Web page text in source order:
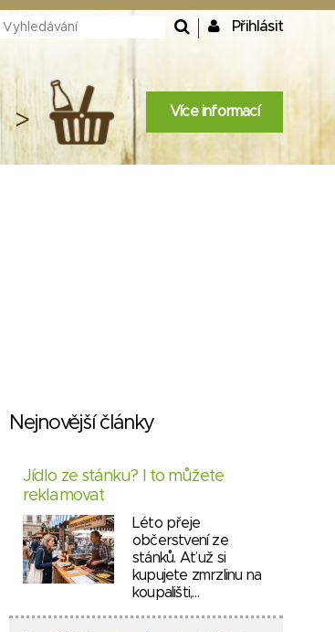
Přihlásit
> Více informací
Nejnovější články
Jídlo ze stánku? I to můžete
reklamovat
Léto přeje
občerstvení ze
stánků. Ať už si
kupujete zmrzlinu na
koupališti,…